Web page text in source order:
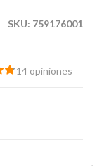
SKU: 759176001
14 opiniones